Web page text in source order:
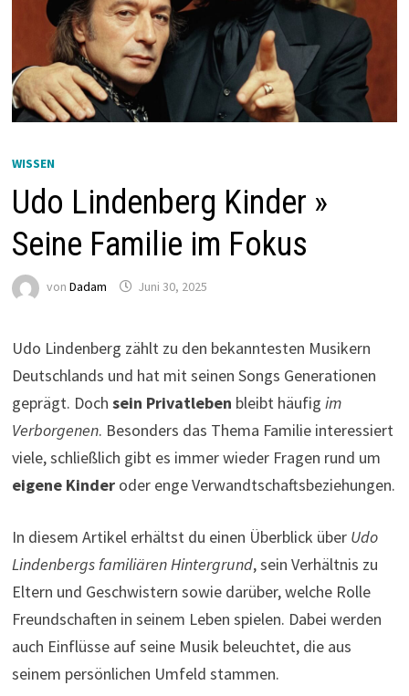
WISSEN
Udo Lindenberg Kinder »
Seine Familie im Fokus
von Dadam Juni 30, 2025
Udo Lindenberg zählt zu den bekanntesten Musikern
Deutschlands und hat mit seinen Songs Generationen
geprägt. Doch sein Privatleben bleibt häufig im
Verborgenen. Besonders das Thema Familie interessiert
viele, schließlich gibt es immer wieder Fragen rund um
eigene Kinderoder enge Verwandtschaftsbeziehungen.
In diesem Artikel erhältst du einen Überblick über Udo
Lindenbergs familiären Hintergrund, sein Verhältnis zu
Eltern und Geschwistern sowie darüber, welche Rolle
Freundschaften in seinem Leben spielen. Dabei werden
auch Einflüsse auf seine Musik beleuchtet, die aus
seinem persönlichen Umfeld stammen.